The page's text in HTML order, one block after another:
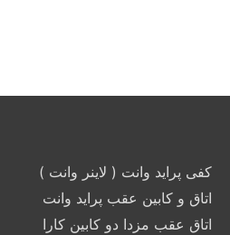
کفی پراید وانت ( لاینر وانت )
اتاق و کابین عقب پراید وانت
اتاق عقب مزدا دو کابین کارا